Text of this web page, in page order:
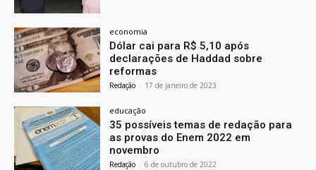
economia
Dólar cai para R$ 5,10 após
declarações de Haddad sobre
reformas
Redação - 17 de janeiro de 2023
educação
35 possíveis temas de redação para
as provas do Enem 2022 em
novembro
Redação - 6 de outubro de 2022